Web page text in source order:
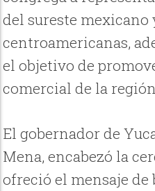
del sureste mexicano
centroamericanas,
el objetivo de
comercial de la
El gobernador de
Mena, encabezó la
ofreció el mensaje de